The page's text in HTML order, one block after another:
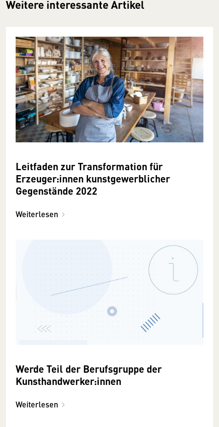
Weitere interessante Artikel
Leitfaden zur Transformation für
Erzeuger:innen kunstgewerblicher
Gegenstände 2022
Weiterlesen
Werde Teil der Berufsgruppe der
Kunsthandwerker:innen
Weiterlesen